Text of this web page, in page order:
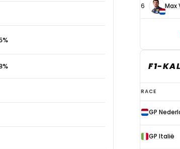
6 Max
F1-
F1-
kalender
2026
RACE
GP
GP Italië